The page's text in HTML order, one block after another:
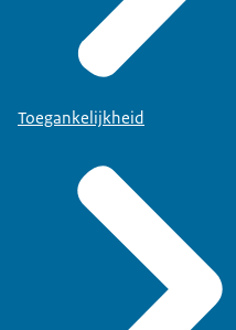
Toegankelijkheid